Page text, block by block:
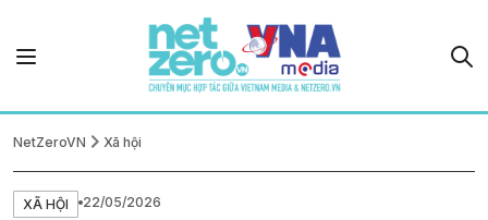
NetZeroVN Xã hội
XÃ HỘI 22/05/2026